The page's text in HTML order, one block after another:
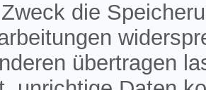
die
übertragen